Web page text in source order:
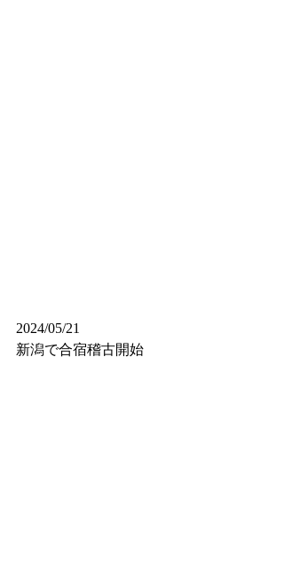
2024/05/21
新潟で合宿稽古開始